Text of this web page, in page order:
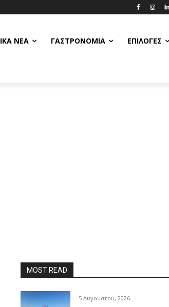
ΝΈΑ ΓΑΣΤΡΟΝΟΜΊΑ ΕΠΙΛΟΓΈΣ
MOST READ
5 Αυγούστου, 2026